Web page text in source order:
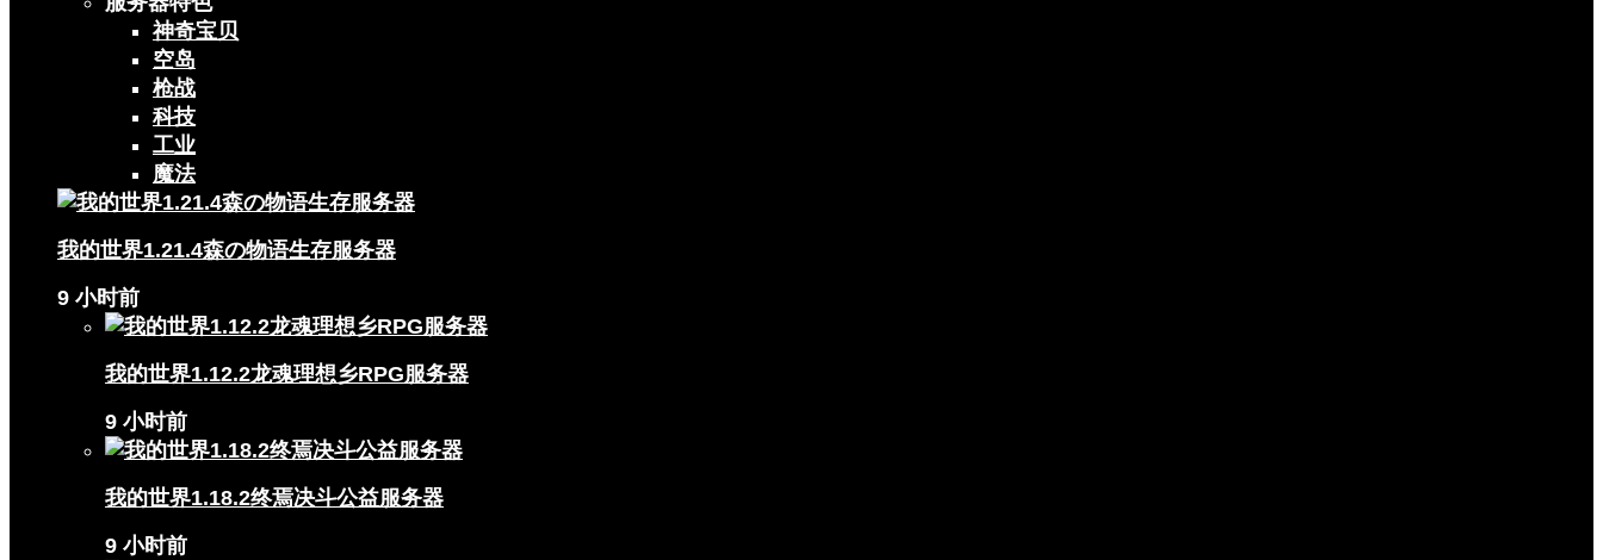
神奇宝贝
空岛
枪战
科技
工业
魔法
我的世界1.21.4森の物语生存服务器
9 小时前
我的世界1.12.2龙魂理想乡RPG服务器
9 小时前
我的世界1.18.2终焉决斗公益服务器
9 小时前